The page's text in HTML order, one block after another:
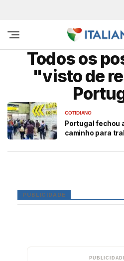
Todos os
"visto de
COTIDIANO
Portugal fechou
caminho para
PUBLICIDADE